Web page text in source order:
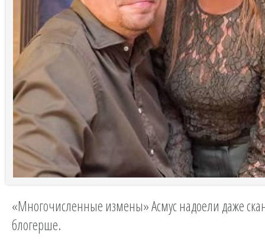
«Многочисленные измены» Асмус надоели даже
блогерше.